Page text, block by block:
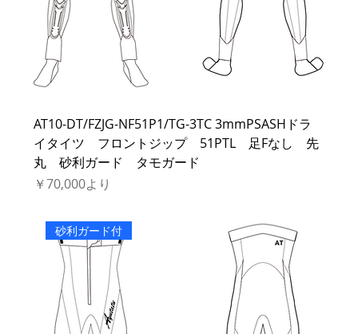
AT10-DT/FZJG-NF51P1/TG-3TC 3mmPSASHドラ
イタイツ フロントジップ 51PTL 足Fなし 先
丸 砂利ガード タモガード
￥70,000より
セール価格
砂利ガード付